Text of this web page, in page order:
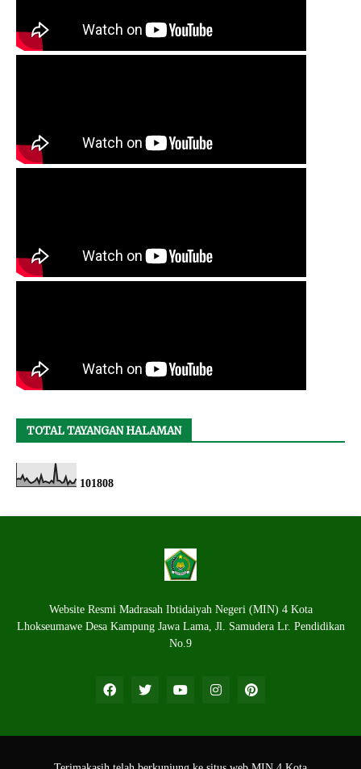
TOTAL TAYANGAN HALAMAN
101808
Website Resmi Madrasah Ibtidaiyah Negeri (MIN) 4 Kota
Lhokseumawe Desa Kampung Jawa Lama, Jl. Samudera Lr. Pendidikan
No.9